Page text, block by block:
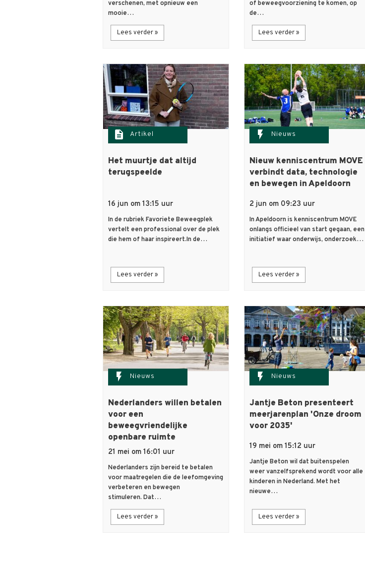
verschenen, met opnieuw een
mooie…
Lees verder »
of beweegvoorziening te komen, op
de…
Lees verder »
description Artikel
Het muurtje dat altijd
terugspeelde
16 jun om 13:15 uur
In de rubriek Favoriete Beweegplek
vertelt een professional over de plek
die hem of haar inspireert.In de…
Lees verder »
flash_on Nieuws
Nieuw kenniscentrum MOVE
verbindt data, technologie
en bewegen in Apeldoorn
2 jun om 09:23 uur
In Apeldoorn is kenniscentrum MOVE
onlangs officieel van start gegaan, een
initiatief waar onderwijs, onderzoek…
Lees verder »
flash_on Nieuws
Nederlanders willen betalen
voor een
beweegvriendelijke
openbare ruimte
21 mei om 16:01 uur
Nederlanders zijn bereid te betalen
voor maatregelen die de leefomgeving
verbeteren en bewegen
stimuleren. Dat…
Lees verder »
flash_on Nieuws
Jantje Beton presenteert
meerjarenplan 'Onze droom
voor 2035'
19 mei om 15:12 uur
Jantje Beton wil dat buitenspelen
weer vanzelfsprekend wordt voor alle
kinderen in Nederland. Met het
nieuwe…
Lees verder »